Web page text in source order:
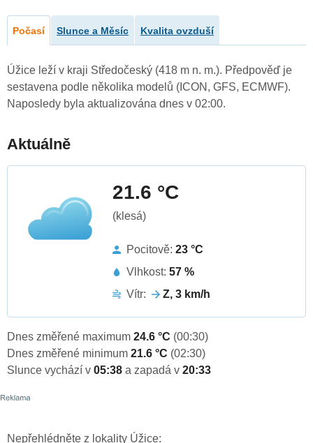
Počasí Slunce a Měsíc Kvalita ovzduší
Úžice leží v kraji Středočeský (418 m n. m.). Předpověď je
sestavena podle několika modelů (ICON, GFS, ECMWF).
Naposledy byla aktualizována dnes v 02:00.
Aktuálně
21.6 °C
(klesá)
Pocitově: 23 °C
Vlhkost: 57 %
Vítr:
Z, 3 km/h
Dnes změřené maximum 24.6 °C (00:30)
Dnes změřené minimum 21.6 °C (02:30)
Slunce vychází v 05:38 a zapadá v 20:33
Nepřehlédněte z lokality Úžice: